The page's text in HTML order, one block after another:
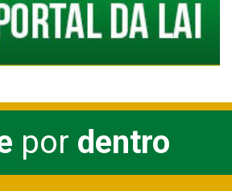
por dentro